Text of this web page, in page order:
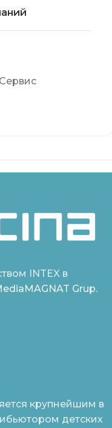
INTEX в
Grup.
крупнейшим в
детских